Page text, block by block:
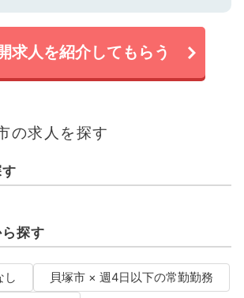
求人を紹介してもらう
の求人を探す
探す
し
貝塚市 × 週4日以下の常勤勤務